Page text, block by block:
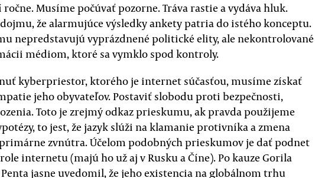
Musíme počúvať pozorne. Tráva rastie a vydáva hluk.
že alarmujúce výsledky ankety patria do istého konceptu.
nepredstavujú vyprázdnené politické elity, ale nekontrolované
médiom, ktoré sa vymklo spod kontroly.
kyberpriestor, ktorého je internet súčasťou, musíme získať
jeho obyvateľov. Postaviť slobodu proti bezpečnosti,
Toto je zrejmý odkaz prieskumu, ak pravda použijeme
to jest, že jazyk slúži na klamanie protivníka a zmena
zvnútra. Účelom podobných prieskumov je dať podnet
internetu (majú ho už aj v Rusku a Číne). Po kauze Gorila
jasne uvedomil, že jeho existencia na globálnom trhu